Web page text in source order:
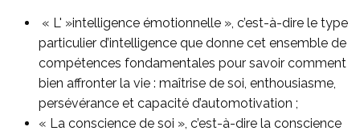
« L' »intelligence émotionnelle », c’est-à-dire le type
particulier d’intelligence que donne cet ensemble de
compétences fondamentales pour savoir comment
bien affronter la vie : maîtrise de soi, enthousiasme,
persévérance et capacité d’automotivation ;
« La conscience de soi », c’est-à-dire la conscience